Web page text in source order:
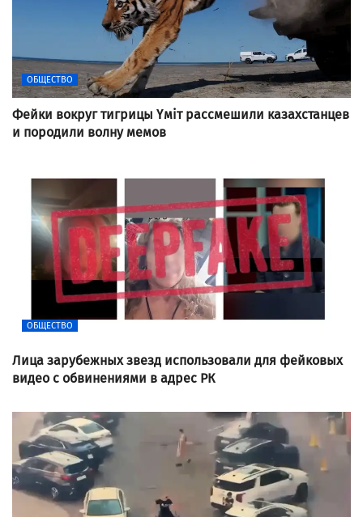
ОБЩЕСТВО
Фейки вокруг тигрицы Үміт рассмешили казахстанцев
и породили волну мемов
ОБЩЕСТВО
Лица зарубежных звезд использовали для фейковых
видео с обвинениями в адрес РК